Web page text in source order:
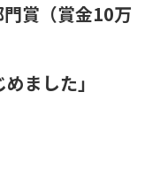
賞（賞金10万
ました」